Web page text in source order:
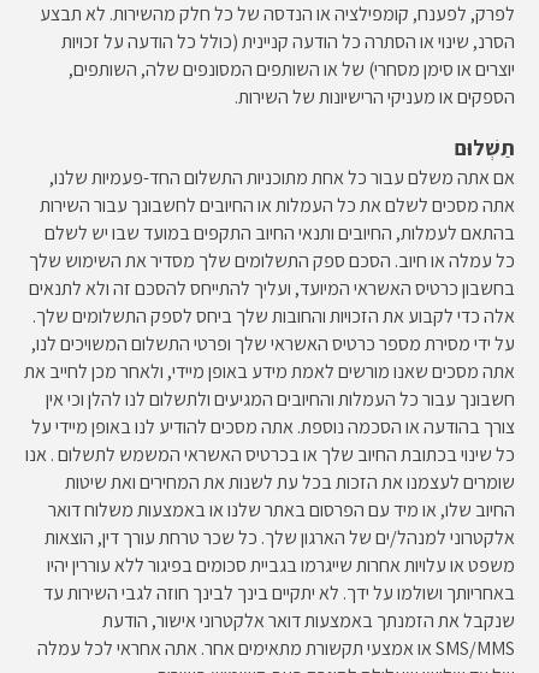
לפרק, לפענח, קומפילציה או הנדסה של כל חלק מהשירות. לא תבצע
הסרנ, שינוי או הסתרה כל הודעה קניינית (כולל כל הודעה על זכויות
יוצרים או סימן מסחרי) של או השותפים המסונפים שלה, השותפים,
הספקים או מעניקי הרישיונות של השירות.
תַשְׁלוּם
אם אתה משלם עבור כל אחת מתוכניות התשלום החד-פעמיות שלנו,
אתה מסכים לשלם את כל העמלות או החיובים לחשבונך עבור השירות
בהתאם לעמלות, החיובים ותנאי החיוב התקפים במועד שבו יש לשלם
כל עמלה או חיוב. הסכם ספק התשלומים שלך מסדיר את השימוש שלך
בחשבון כרטיס האשראי המיועד, ועליך להתייחס להסכם זה ולא לתנאים
אלה כדי לקבוע את הזכויות והחובות שלך ביחס לספק התשלומים שלך.
על ידי מסירת מספר כרטיס האשראי שלך ופרטי התשלום המשויכים לנו,
אתה מסכים שאנו מורשים לאמת מידע באופן מיידי, ולאחר מכן לחייב את
חשבונך עבור כל העמלות והחיובים המגיעים ולתשלום לנו להלן וכי אין
צורך בהודעה או הסכמה נוספת. אתה מסכים להודיע ​​לנו באופן מיידי על
כל שינוי בכתובת החיוב שלך או בכרטיס האשראי המשמש לתשלום . אנו
שומרים לעצמנו את הזכות בכל עת לשנות את המחירים ואת שיטות
החיוב שלו, או מיד עם הפרסום באתר שלנו או באמצעות משלוח דואר
אלקטרוני למנהל/ים של הארגון שלך. כל שכר טרחת עורך דין, הוצאות
משפט או עלויות אחרות שייגרמו בגביית סכומים בפיגור ללא עוררין יהיו
באחריותך ושולמו על ידך. לא יתקיים בינך לבינך חוזה לגבי השירות עד
שנקבל את הזמנתך באמצעות דואר אלקטרוני אישור, הודעת
SMS/MMS או אמצעי תקשורת מתאימים אחר. אתה אחראי לכל עמלה